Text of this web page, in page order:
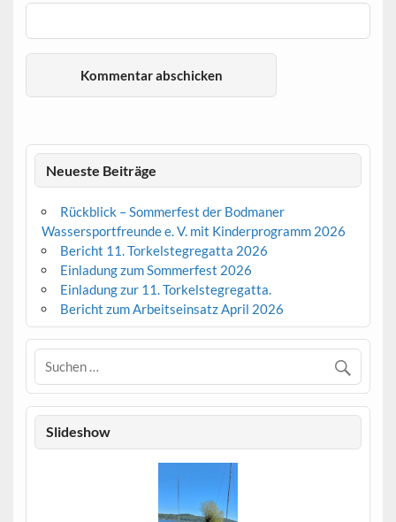
Neueste Beiträge
Rückblick – Sommerfest der Bodmaner
Wassersportfreunde e. V. mit Kinderprogramm 2026
Bericht 11. Torkelstegregatta 2026
Einladung zum Sommerfest 2026
Einladung zur 11. Torkelstegregatta.
Bericht zum Arbeitseinsatz April 2026
Slideshow